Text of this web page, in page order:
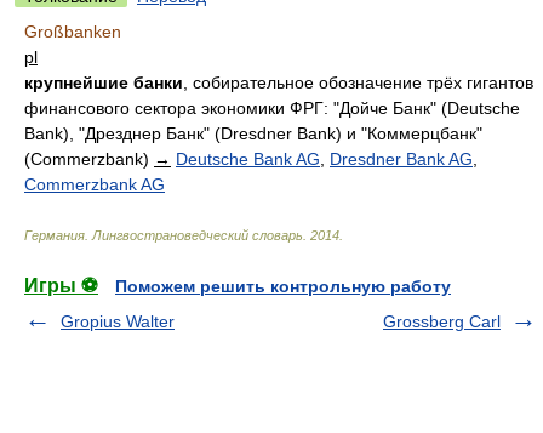
Großbanken
pl
крупнейшие банки , собирательное обозначение трёх гигантов
финансового сектора экономики ФРГ: "Дойче Банк" (Deutsche
Bank), "Дрезднер Банк" (Dresdner Bank) и "Коммерцбанк"
(Commerzbank) → Deutsche Bank AG Dresdner Bank AG
Commerzbank AG
Германия. Лингвострановедческий словарь 2014
Игры ⚽
Поможем решить контрольную работу
Gropius Walter
Grossberg Carl